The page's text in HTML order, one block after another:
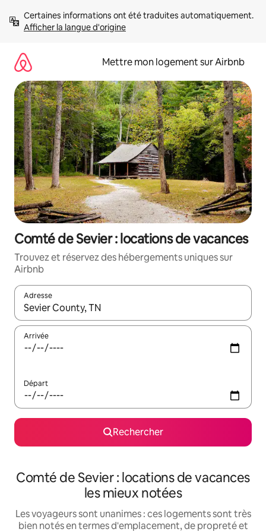
directement
Afficher la langue d'origine
Mettre mon logement sur Airbnb
Comté de Sevier : locations de vacances
Trouvez et réservez des hébergements uniques sur
Airbnb
Adresse
Lorsque les résultats s'affichent, utilisez les flèches vers le
Arrivée
Départ
Rechercher
Comté de Sevier : locations de vacances
les mieux notées
Les voyageurs sont unanimes : ces logements sont très
bien notés en termes d'emplacement, de propreté et